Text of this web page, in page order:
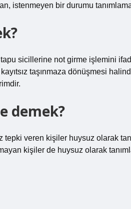
istenmeyen bir durumu
sicillerine not girme işlemini
kayıtsız taşınmaza dönüşmesi
demek?
veren kişiler huysuz olarak
kişiler de huysuz olarak